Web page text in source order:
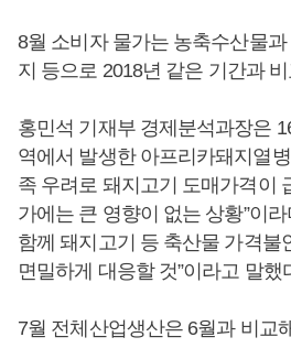
8월 소비자 물가는 농축수산물
지 등으로 2018년 같은 기간과
홍민석 기재부 경제분석과장은
역에서 발생한 아프리카돼지열
족 우려로 돼지고기 도매가격이
가에는 큰 영향이 없는 상황”이
함께 돼지고기 등 축산물 가격불
면밀하게 대응할 것”이라고 말했
7월 전체산업생산은 6월과 비교